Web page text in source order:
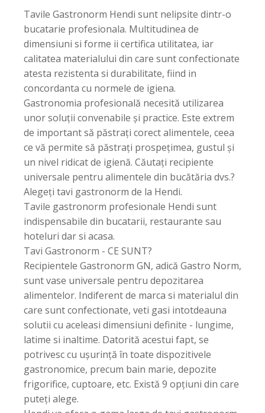
Tavile Gastronorm Hendi sunt nelipsite dintr-o
bucatarie profesionala. Multitudinea de
dimensiuni si forme ii certifica utilitatea, iar
calitatea materialului din care sunt confectionate
atesta rezistenta si durabilitate, fiind in
concordanta cu normele de igiena.
Gastronomia profesională necesită utilizarea
unor soluții convenabile și practice. Este extrem
de important să păstrați corect alimentele, ceea
ce vă permite să păstrați prospețimea, gustul și
un nivel ridicat de igienă. Căutați recipiente
universale pentru alimentele din bucătăria dvs.?
Alegeți tavi gastronorm de la Hendi.
Tavile gastronorm profesionale Hendi sunt
indispensabile din bucatarii, restaurante sau
hoteluri dar si acasa.
Tavi Gastronorm - CE SUNT?
Recipientele Gastronorm GN, adică Gastro Norm,
sunt vase universale pentru depozitarea
alimentelor. Indiferent de marca si materialul din
care sunt confectionate, veti gasi intotdeauna
solutii cu aceleasi dimensiuni definite - lungime,
latime si inaltime. Datorită acestui fapt, se
potrivesc cu ușurință în toate dispozitivele
gastronomice, precum bain marie, depozite
frigorifice, cuptoare, etc. Există 9 opțiuni din care
puteți alege.